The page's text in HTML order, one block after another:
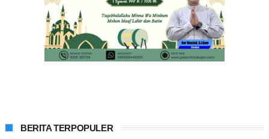
BERITA TERPOPULER